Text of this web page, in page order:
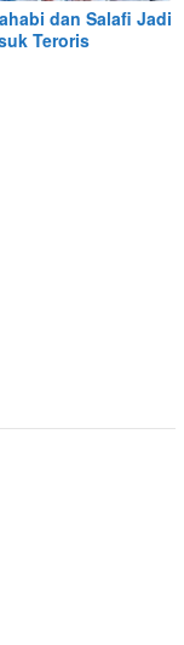
dan Salafi Jadi
Teroris